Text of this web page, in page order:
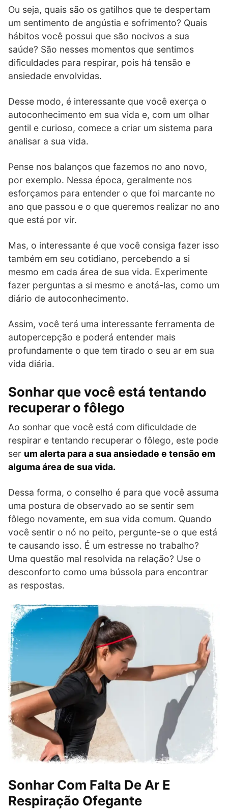
Ou seja, quais são os gatilhos que te despertam
um sentimento de angústia e sofrimento? Quais
hábitos você possui que são nocivos a sua
saúde? São nesses momentos que sentimos
dificuldades para respirar, pois há tensão e
ansiedade envolvidas.
Desse modo, é interessante que você exerça o
autoconhecimento em sua vida e, com um olhar
gentil e curioso, comece a criar um sistema para
analisar a sua vida.
Pense nos balanços que fazemos no ano novo,
por exemplo. Nessa época, geralmente nos
esforçamos para entender o que foi marcante no
ano que passou e o que queremos realizar no ano
que está por vir.
Mas, o interessante é que você consiga fazer isso
também em seu cotidiano, percebendo a si
mesmo em cada área de sua vida. Experimente
fazer perguntas a si mesmo e anotá-las, como um
diário de autoconhecimento.
Assim, você terá uma interessante ferramenta de
autopercepção e poderá entender mais
profundamente o que tem tirado o seu ar em sua
vida diária.
Sonhar que você está tentando
recuperar o fôlego
Ao sonhar que você está com dificuldade de
respirar e tentando recuperar o fôlego, este pode
ser um alerta para a sua ansiedade e tensão em
alguma área de sua vida.
Dessa forma, o conselho é para que você assuma
uma postura de observado ao se sentir sem
fôlego novamente, em sua vida comum. Quando
você sentir o nó no peito, pergunte-se o que está
te causando isso. É um estresse no trabalho?
Uma questão mal resolvida na relação? Use o
desconforto como uma bússola para encontrar
as respostas.
Sonhar Com Falta De Ar E
Respiração Ofegante